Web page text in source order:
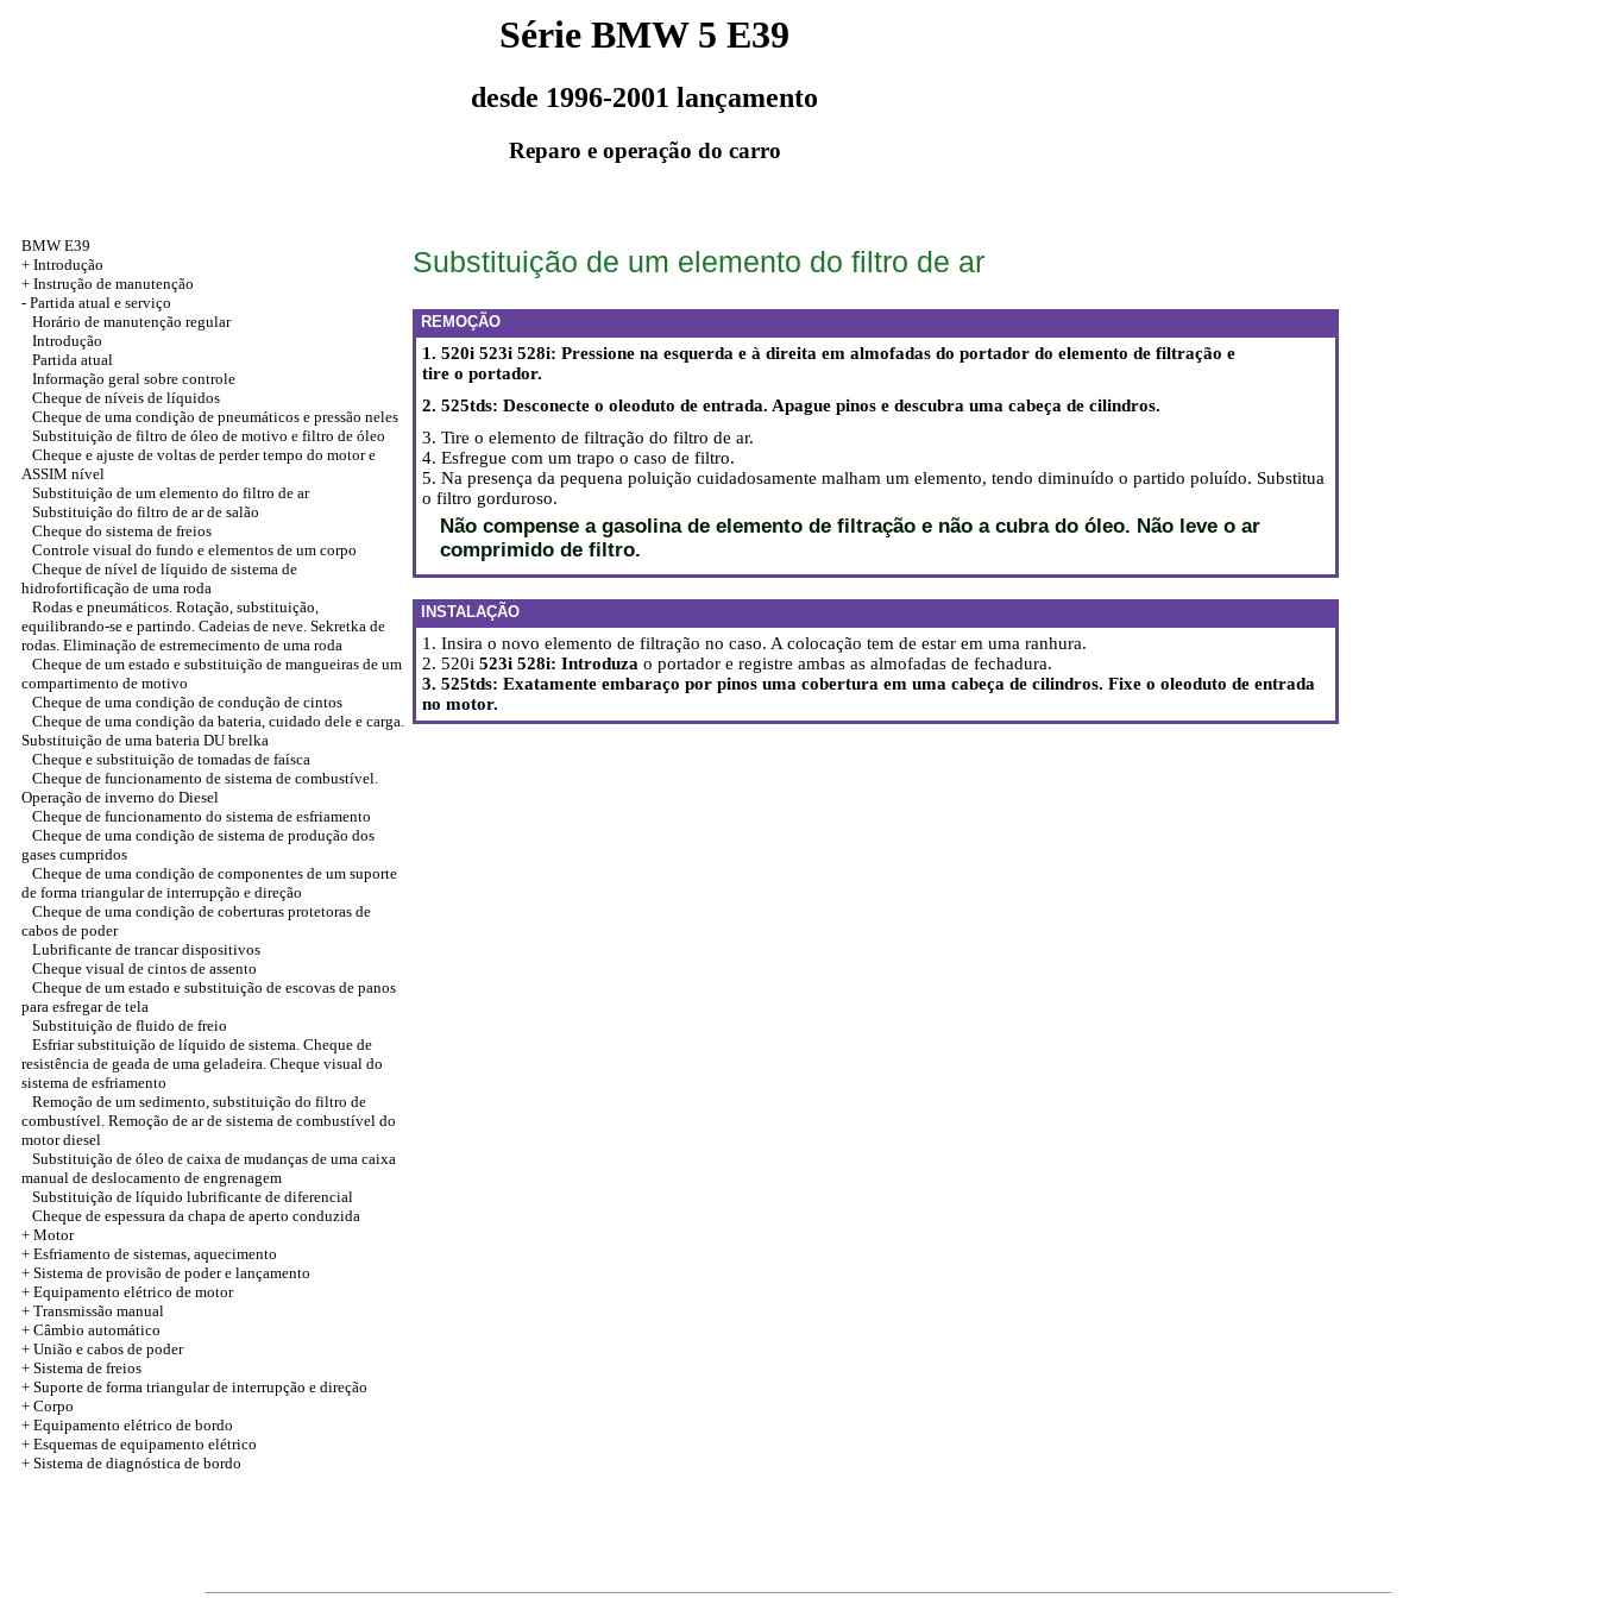
Série BMW 5 E39
desde 1996-2001 lançamento
Reparo e operação do carro
BMW E39
+ Introdução
+ Instrução de manutenção
- Partida atual e serviço
Horário de manutenção regular
Introdução
Partida atual
Informação geral sobre controle
Cheque de níveis de líquidos
Cheque de uma condição de pneumáticos e pressão neles
Substituição de filtro de óleo de motivo e filtro de óleo
Cheque e ajuste de voltas de perder tempo do motor e
ASSIM nível
Substituição de um elemento do filtro de ar
Substituição do filtro de ar de salão
Cheque do sistema de freios
Controle visual do fundo e elementos de um corpo
Cheque de nível de líquido de sistema de
hidrofortificação de uma roda
Rodas e pneumáticos. Rotação, substituição,
equilibrando-se e partindo. Cadeias de neve. Sekretka de
rodas. Eliminação de estremecimento de uma roda
Cheque de um estado e substituição de mangueiras de um
compartimento de motivo
Cheque de uma condição de condução de cintos
Cheque de uma condição da bateria, cuidado dele e carga.
Substituição de uma bateria DU brelka
Cheque e substituição de tomadas de faísca
Cheque de funcionamento de sistema de combustível.
Operação de inverno do Diesel
Cheque de funcionamento do sistema de esfriamento
Cheque de uma condição de sistema de produção dos
gases cumpridos
Cheque de uma condição de componentes de um suporte
de forma triangular de interrupção e direção
Cheque de uma condição de coberturas protetoras de
cabos de poder
Lubrificante de trancar dispositivos
Cheque visual de cintos de assento
Cheque de um estado e substituição de escovas de panos
para esfregar de tela
Substituição de fluido de freio
Esfriar substituição de líquido de sistema. Cheque de
resistência de geada de uma geladeira. Cheque visual do
sistema de esfriamento
Remoção de um sedimento, substituição do filtro de
combustível. Remoção de ar de sistema de combustível do
motor diesel
Substituição de óleo de caixa de mudanças de uma caixa
manual de deslocamento de engrenagem
Substituição de líquido lubrificante de diferencial
Cheque de espessura da chapa de aperto conduzida
+ Motor
+ Esfriamento de sistemas, aquecimento
+ Sistema de provisão de poder e lançamento
+ Equipamento elétrico de motor
+ Transmissão manual
+ Câmbio automático
+ União e cabos de poder
+ Sistema de freios
+ Suporte de forma triangular de interrupção e direção
+ Corpo
+ Equipamento elétrico de bordo
+ Esquemas de equipamento elétrico
+ Sistema de diagnóstica de bordo
Substituição de um elemento do filtro de ar
REMOÇÃO
1. 520i 523i 528i: Pressione na esquerda e à direita em almofadas do portador do elemento de filtração e
tire o portador.
2. 525tds: Desconecte o oleoduto de entrada. Apague pinos e descubra uma cabeça de cilindros.
3. Tire o elemento de filtração do filtro de ar.
4. Esfregue com um trapo o caso de filtro.
5. Na presença da pequena poluição cuidadosamente malham um elemento, tendo diminuído o partido poluído. Substitua
o filtro gorduroso.
Não compense a gasolina de elemento de filtração e não a cubra do óleo. Não leve o ar
comprimido de filtro.
INSTALAÇÃO
1. Insira o novo elemento de filtração no caso. A colocação tem de estar em uma ranhura.
2. 520i 523i 528i: Introduza o portador e registre ambas as almofadas de fechadura.
3. 525tds: Exatamente embaraço por pinos uma cobertura em uma cabeça de cilindros. Fixe o oleoduto de entrada
no motor.